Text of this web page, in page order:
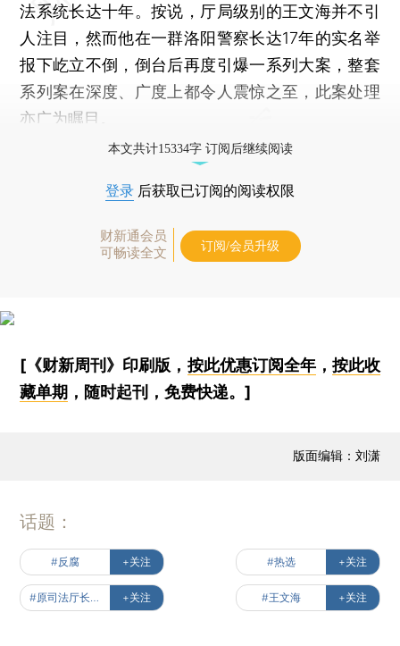
法系统长达十年。按说，厅局级别的王文海并不引
人注目，然而他在一群洛阳警察长达17年的实名举
报下屹立不倒，倒台后再度引爆一系列大案，整套
系列案在深度、广度上都令人震惊之至，此案处理
亦广为瞩目。
本文共计15334字 订阅后继续阅读
登录 后获取已订阅的阅读权限
财新通会员
可畅读全文
订阅/会员升级
[《财新周刊》印刷版， 按此优惠订阅全年， 按此收
藏单期 ，随时起刊，免费快递。]
版面编辑：刘潇
话题：
#反腐 +关注 #热选 +关注
+关注 #王文海 +关注